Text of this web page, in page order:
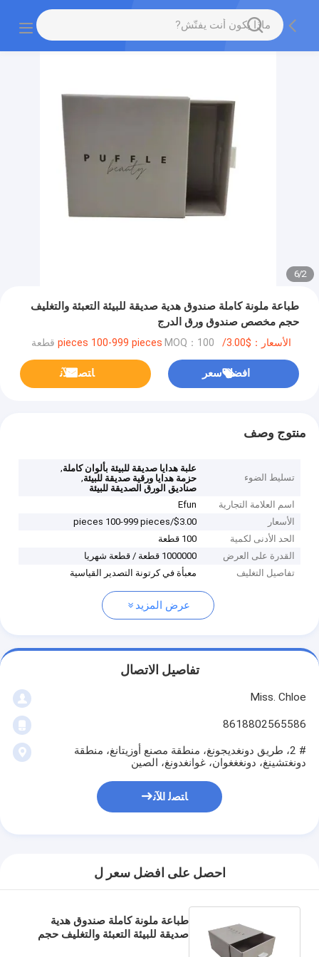
2
/
6
طباعة ملونة كاملة صندوق هدية صديقة للبيئة التعبئة والتغليف
حجم مخصص صندوق ورق الدرج
الأسعار：$3.00/pieces 100-999 pieces MOQ：100 قطعة
افضل سعر ﺎﺘﺼﻟ ﺍﻶﻧ
منتوج وصف
تسليط الضوء
علبة هدايا صديقة للبيئة بألوان كاملة,
حزمة هدايا ورقية صديقة للبيئة,
صناديق الورق الصديقة للبيئة
اسم العلامة التجارية
Efun
الأسعار
$3.00/pieces 100-999 pieces
الحد الأدنى لكمية
100 قطعة
القدرة على العرض
1000000 قطعة / قطعة شهريا
تفاصيل التغليف
معبأة في كرتونة التصدير القياسية
عرض المزيد
تفاصيل الاتصال
Miss. Chloe
8618802565586
# 2، طريق دونغديجونغ، منطقة مصنع أوزيتانغ، منطقة
دونغتشينغ، دونغغغوان، غوانغدونغ، الصين
ﺎﺘﺼﻟ ﺍﻶﻧ
احصل على افضل سعر ل
طباعة ملونة كاملة صندوق هدية
صديقة للبيئة التعبئة والتغليف حجم